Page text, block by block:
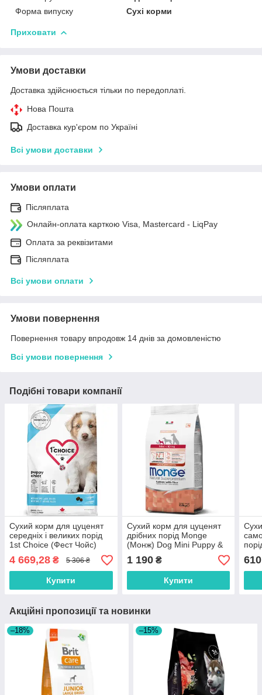
Форма випуску
Сухі корми
Приховати
Умови доставки
Доставка здійснюється тільки по передоплаті.
Нова Пошта
Доставка кур'єром по Україні
Всі умови доставки
Умови оплати
Післяплата
Онлайн-оплата карткою Visa, Mastercard - LiqPay
Оплата за реквізитами
Післяплата
Всі умови оплати
Умови повернення
Повернення товару впродовж 14 днів за домовленістю
Всі умови повернення
Подібні товари компанії
Сухий корм для цуценят
середніх і великих порід
1st Choice (Фест Чойс)
Puppy Medium and Large з
куркою 12 кг
4 669,28 ₴ 5 306 ₴
Купити
Сухий корм для цуценят
дрібних порід Monge
(Монж) Dog Mini Puppy &
Junior з лососем та рисом
2.5 кг
1 190₴
Купити
1.5
610
Акційні пропозиції та новинки
–18% –15%